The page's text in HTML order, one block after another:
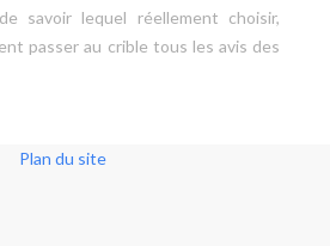
savoir lequel réellement choisir,
passer au crible tous les avis des
Plan du site